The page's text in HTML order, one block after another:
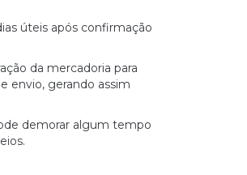
úteis após confirmação
da mercadoria para
envio, gerando assim
demorar algum tempo